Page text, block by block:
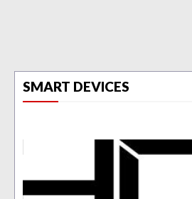
SMART DEVICES